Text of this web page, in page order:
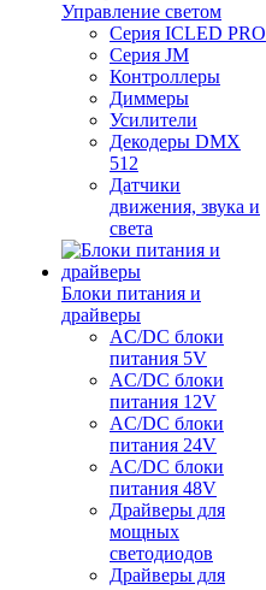
Управление светом
Серия ICLED PRO
Серия JM
Контроллеры
Диммеры
Усилители
Декодеры DMX
512
Датчики
движения, звука и
света
Блоки питания и
драйверы
AC/DC блоки
питания 5V
AC/DC блоки
питания 12V
AC/DC блоки
питания 24V
AC/DC блоки
питания 48V
Драйверы для
мощных
светодиодов
Драйверы для